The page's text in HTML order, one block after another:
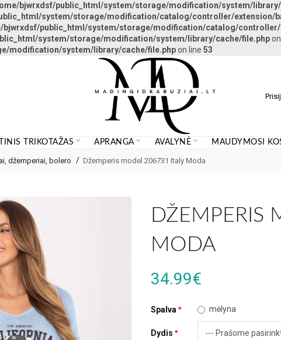
bjwrxdsf/public_html/system/storage/modification/system/
system/storage/modification/catalog/controller/extension/
bjwrxdsf/public_html/system/storage/modification/catalog/controller/
system/storage/modification/system/library/cache/file.php
modification/system/library/cache/file.phpon line 53
TRIKOTAŽAS APRANGA AVALYNĖ MAUDYMOSI
džemperiai, bolero Džemperis model 206731 Italy Moda
DŽEMPERIS
MODA
34.99€
Spalva mėlyna
Dydis